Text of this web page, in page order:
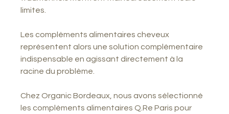
limites.
Les compléments alimentaires cheveux
représentent alors une solution complémentaire
indispensable en agissant directement à la
racine du problème.
Chez Organic Bordeaux, nous avons sélectionné
les compléments alimentaires Q.Re Paris pour